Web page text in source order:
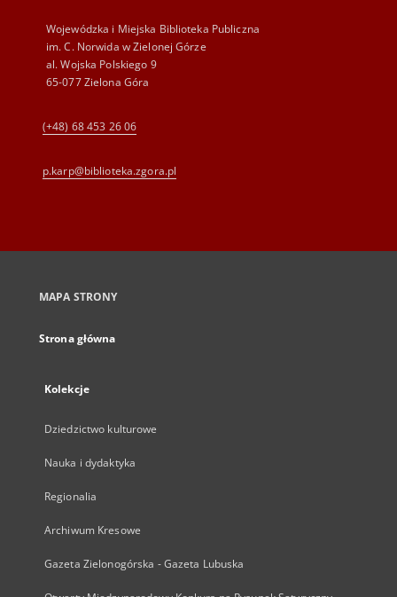
Wojewódzka i Miejska Biblioteka Publiczna
im. C. Norwida w Zielonej Górze
al. Wojska Polskiego 9
65-077 Zielona Góra
(+48) 68 453 26 06
p.karp@biblioteka.zgora.pl
MAPA STRONY
Strona główna
Kolekcje
Dziedzictwo kulturowe
Nauka i dydaktyka
Regionalia
Archiwum Kresowe
Gazeta Zielonogórska - Gazeta Lubuska